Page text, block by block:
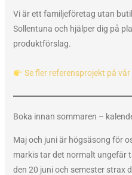
Vi är ett familjeföretag utan
Sollentuna och hjälper dig på
produktförslag.
Se fler referensprojekt på
Boka innan sommaren –
Maj och juni är högsäsong för
markis tar det normalt ungefär
den 20 juni och semester strax